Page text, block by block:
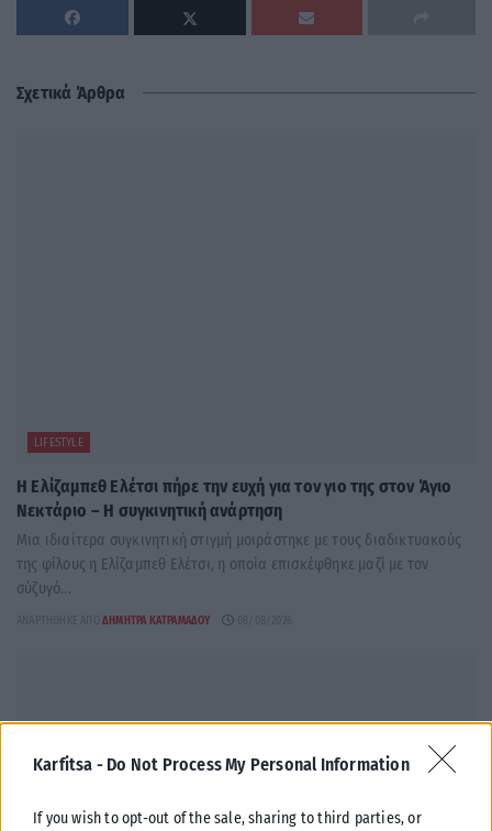
Karfitsa - Do Not Process My Personal Information
If you wish to opt-out of the sale, sharing to third parties, or
Σχετικά Άρθρα
LIFESTYLE
Η Ελίζαμπεθ Ελέτσι πήρε την ευχή για τον γιο της στον Άγιο
Νεκτάριο – Η συγκινητική ανάρτηση
Μια ιδιαίτερα συγκινητική στιγμή μοιράστηκε με τους διαδικτυακούς
της φίλους η Ελίζαμπεθ Ελέτσι, η οποία επισκέφθηκε μαζί με τον
σύζυγό...
ΑΝΑΡΤΉΘΗΚΕ ΑΠΌ ΔΉΜΗΤΡΑ ΚΑΤΡΑΜΆΔΟΥ